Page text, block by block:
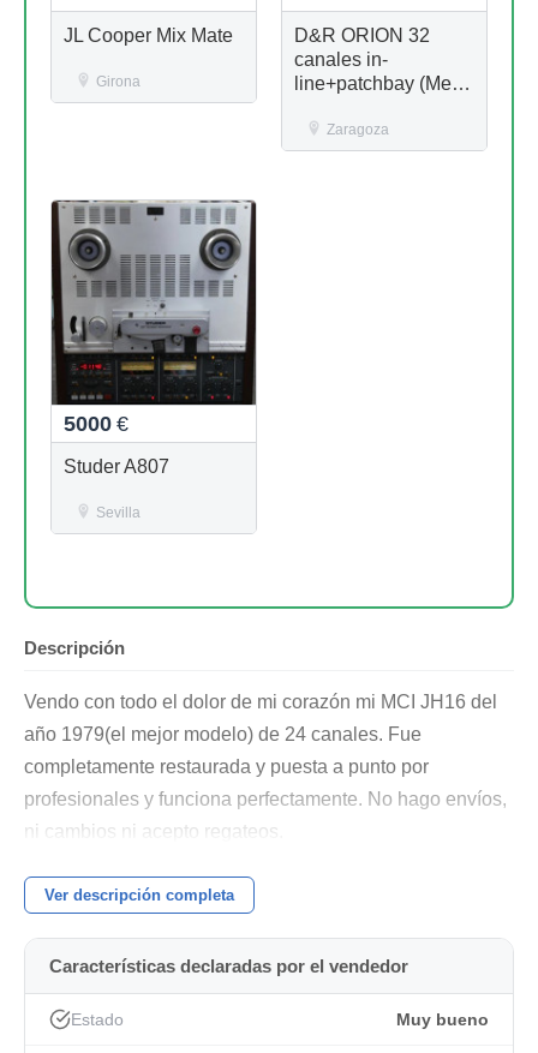
JL Cooper Mix Mate
Girona
D&R ORION 32
canales in-
line+patchbay (Mesa
Zaragoza
5000 €
Studer A807
Sevilla
Descripción
Vendo con todo el dolor de mi corazón mi MCI JH16 del
año 1979(el mejor modelo) de 24 canales. Fue
completamente restaurada y puesta a punto por
profesionales y funciona perfectamente. No hago envíos,
ni cambios ni acepto regateos.
Ver descripción completa
Características declaradas por el vendedor
Estado Muy bueno